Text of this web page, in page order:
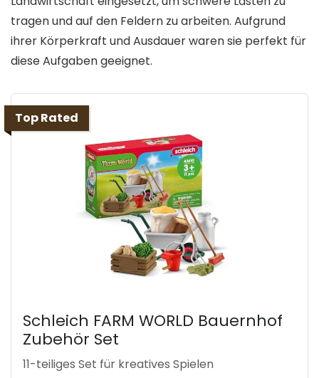
tragen und auf den Feldern zu arbeiten. Aufgrund
ihrer Körperkraft und Ausdauer waren sie perfekt für
diese Aufgaben geeignet.
Top Rated
Schleich FARM WORLD Bauernhof
Zubehör Set
11-teiliges Set für kreatives Spielen